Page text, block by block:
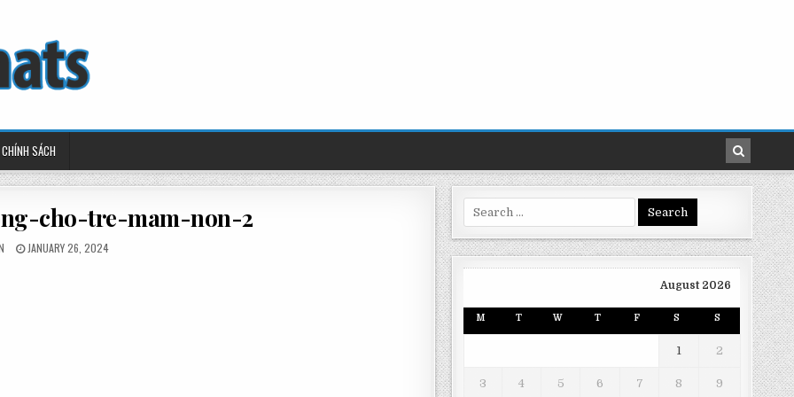
CHÍNH SÁCH
cho-tre-mam-non-2
POSTED
JANUARY 26, 2024
Search
for:
August 2026
M T W T F S S
1 2
3 4 5 6 7 8 9